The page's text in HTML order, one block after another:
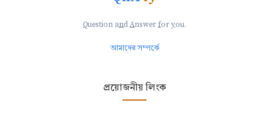
Question andAnswer foryou.
আমাদের সম্পর্কে
প্রয়োজনীয় লিংক